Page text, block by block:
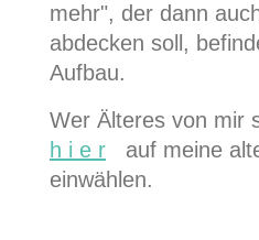
mehr", der dann
abdecken soll,
Aufbau.
Wer Älteres von mir
h i e r auf meine
einwählen.